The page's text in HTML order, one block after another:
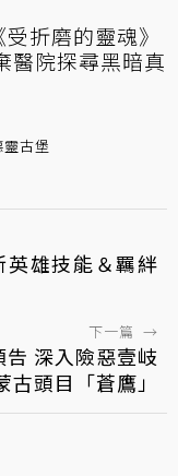
折磨的靈魂》
醫院探尋黑暗真
靈古堡
雄技能＆羈絆
下一篇 →
告 深入險惡壹岐
古頭目「蒼鷹」